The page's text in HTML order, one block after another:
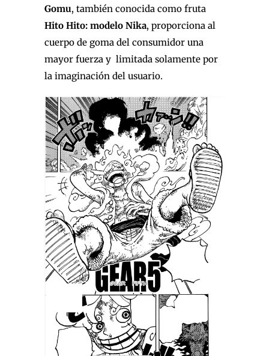
Gomu, también conocida como fruta
Hito Hito: modelo Nika, proporciona al
cuerpo de goma del consumidor una
mayor fuerza y limitada solamente por
la imaginación del usuario.